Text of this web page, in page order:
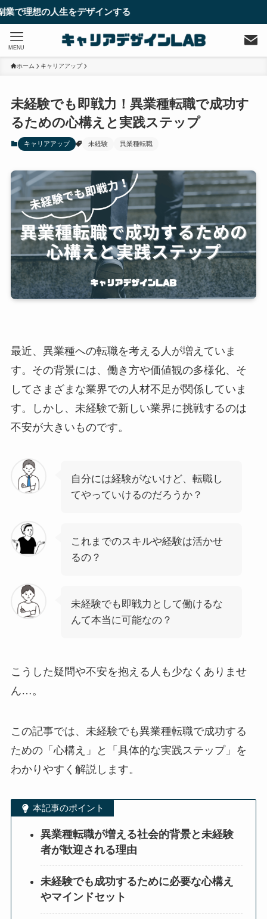
をデザインする
MENU
ホーム キャリアアップ
未経験でも即戦力！異業種転職で成功す
るための心構えと実践ステップ
キャリアアップ 未経験 異業種転職
最近、異業種への転職を考える人が増えていま
す。その背景には、働き方や価値観の多様化、そ
してさまざまな業界での人材不足が関係していま
す。しかし、未経験で新しい業界に挑戦するのは
不安が大きいものです。
自分には経験がないけど、転職し
てやっていけるのだろうか？
これまでのスキルや経験は活かせ
るの？
未経験でも即戦力として働けるな
んて本当に可能なの？
こうした疑問や不安を抱える人も少なくありませ
ん…。
この記事では、未経験でも異業種転職で成功する
ための「心構え」と「具体的な実践ステップ」を
わかりやすく解説します。
本記事のポイント
異業種転職が増える社会的背景と未経験
者が歓迎される理由
未経験でも成功するために必要な心構え
やマインドセット